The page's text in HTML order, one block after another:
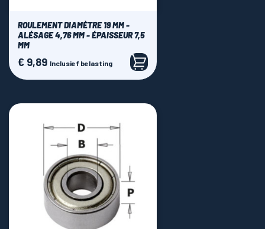
ROULEMENT DIAMÈTRE 19 MM -
ALÉSAGE 4,76 MM - ÉPAISSEUR 7,5
MM
Prijs
€ 9,89 Inclusief belasting